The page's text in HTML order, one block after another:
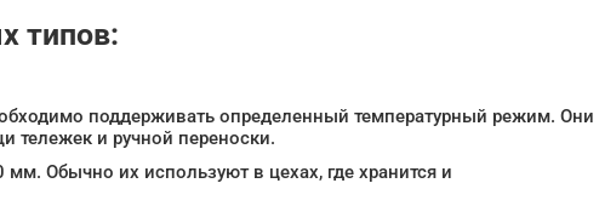
типов:
поддерживать определенный температурный режим. Они
тележек и ручной переноски.
Обычно их используют в цехах, где хранится и